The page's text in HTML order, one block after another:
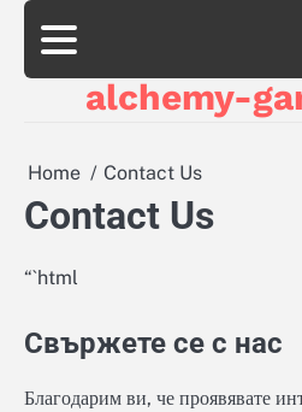
Skip
content
alchemy-
Home Contact Us
Contact Us
“`html
Свържете се с нас
Благодарим ви, че проявявате